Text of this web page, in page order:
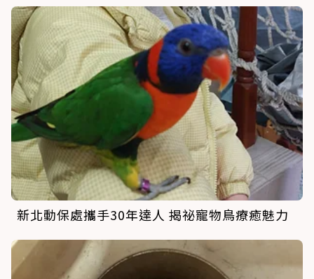
新北動保處攜手30年達人 揭祕寵物鳥療癒魅力